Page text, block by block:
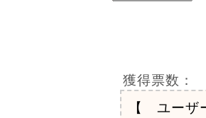
獲得票数：
【 ユーザ